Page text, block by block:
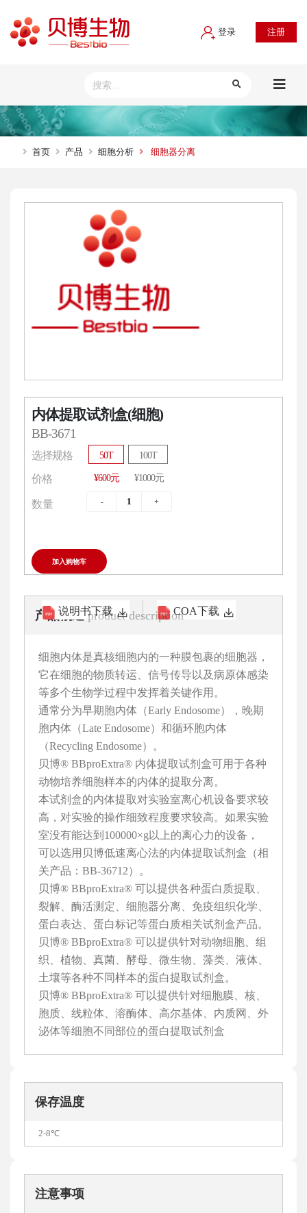
登录 注册
首页 产品 细胞分析 细胞器分离
内体提取试剂盒(细胞)
BB-3671
选择规格 50T 100T
价格 ¥600元 ¥1000元
数量
加入购物车
说明书下载 COA下载
产品概述 product description
细胞内体是真核细胞内的一种膜包裹的细胞器，
它在细胞的物质转运、信号传导以及病原体感染
等多个生物学过程中发挥着关键作用。
通常分为早期胞内体（Early Endosome），晚期
胞内体（Late Endosome）和循环胞内体
（Recycling Endosome）。
贝博® BBproExtra® 内体提取试剂盒可用于各种
动物培养细胞样本的内体的提取分离。
本试剂盒的内体提取对实验室离心机设备要求较
高，对实验的操作细致程度要求较高。如果实验
室没有能达到100000×g以上的离心力的设备，
可以选用贝博低速离心法的内体提取试剂盒（相
关产品：BB-36712）。
贝博® BBproExtra® 可以提供各种蛋白质提取、
裂解、酶活测定、细胞器分离、免疫组织化学、
蛋白表达、蛋白标记等蛋白质相关试剂盒产品。
贝博® BBproExtra® 可以提供针对动物细胞、组
织、植物、真菌、酵母、微生物、藻类、液体、
土壤等各种不同样本的蛋白提取试剂盒。
贝博® BBproExtra® 可以提供针对细胞膜、核、
胞质、线粒体、溶酶体、高尔基体、内质网、外
泌体等细胞不同部位的蛋白提取试剂盒
保存温度
2-8℃
注意事项